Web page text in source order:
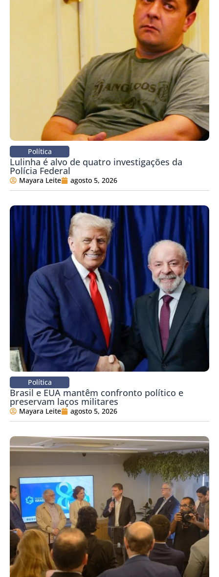
Política
Lulinha é alvo de quatro investigações da
Polícia Federal
Mayara Leite agosto 5, 2026
Política
Brasil e EUA mantêm confronto político e
preservam laços militares
Mayara Leite agosto 5, 2026